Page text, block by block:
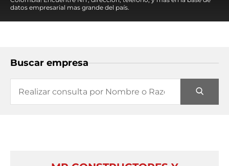
datos empresarial mas grande del país.
Buscar empresa